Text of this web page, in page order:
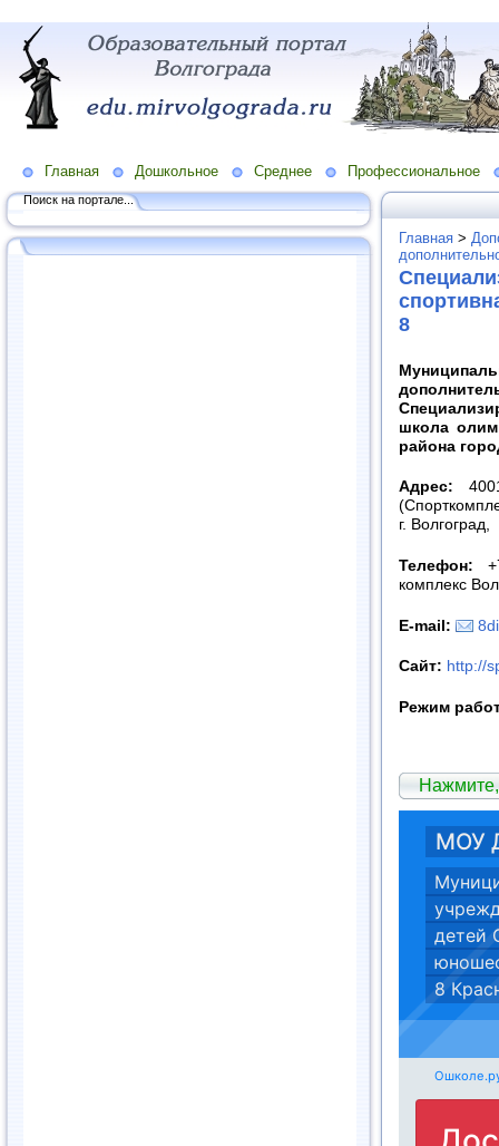
Главная Дошкольное Среднее Профессиональное
Поиск на портале...
Главная >
8
школа
района
Адрес:
г. Волгоград,
Телефон:
комплекс
E-mail:
Сайт: http://
Режим